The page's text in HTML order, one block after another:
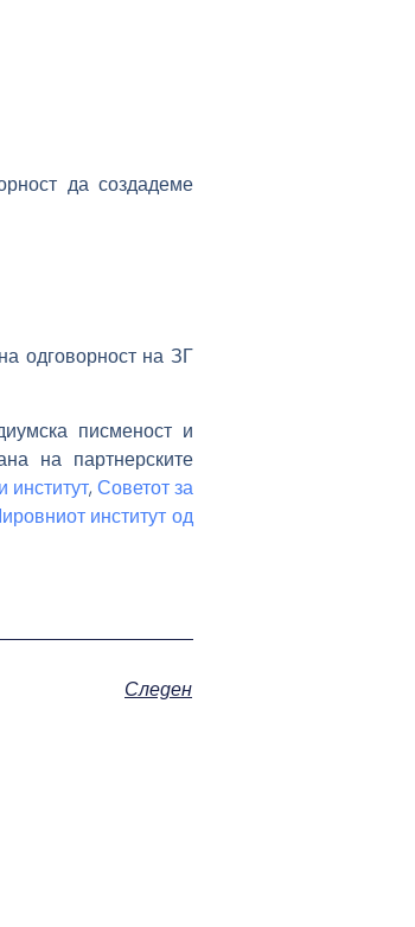
да создадеме
одговорност на ЗГ
писменост и
на партнерските
институт, Советот за
институт од
Следен